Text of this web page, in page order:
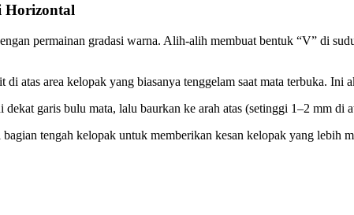
Horizontal
permainan gradasi warna. Alih-alih membuat bentuk “V” di
atas area kelopak yang biasanya tenggelam saat mata terbuka. Ini
garis bulu mata, lalu baurkan ke arah atas (setinggi 1–2 mm di
tengah kelopak untuk memberikan kesan kelopak yang lebih